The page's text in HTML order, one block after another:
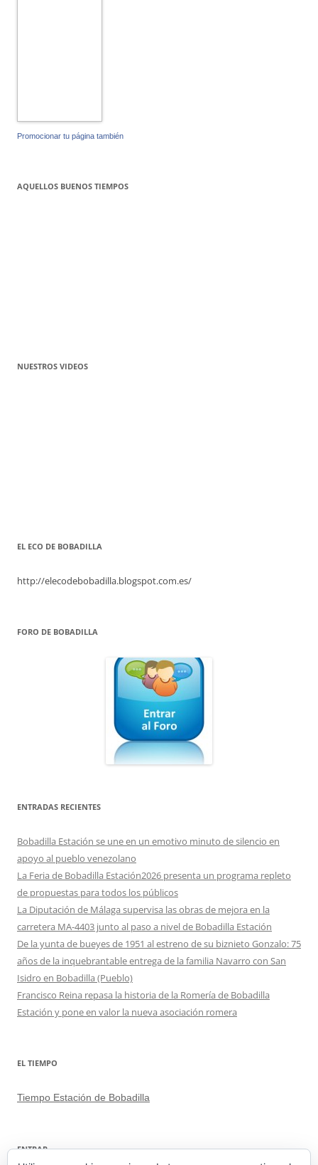
Promocionar tu página también
AQUELLOS BUENOS TIEMPOS
NUESTROS VIDEOS
EL ECO DE BOBADILLA
http://elecodebobadilla.blogspot.com.es/
FORO DE BOBADILLA
ENTRADAS RECIENTES
Bobadilla Estación se une en un emotivo minuto de silencio en
apoyo al pueblo venezolano
La Feria de Bobadilla Estación2026 presenta un programa repleto
de propuestas para todos los públicos
La Diputación de Málaga supervisa las obras de mejora en la
carretera MA-4403 junto al paso a nivel de Bobadilla Estación
De la yunta de bueyes de 1951 al estreno de su biznieto Gonzalo: 75
años de la inquebrantable entrega de la familia Navarro con San
Isidro en Bobadilla (Pueblo)
Francisco Reina repasa la historia de la Romería de Bobadilla
Estación y pone en valor la nueva asociación romera
EL TIEMPO
Tiempo Estación de Bobadilla
ENTRAR